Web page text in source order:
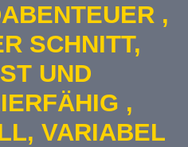
,
SCHNITT,
UND
,
VARIABEL